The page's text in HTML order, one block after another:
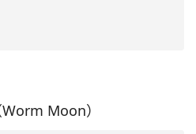
Moon）